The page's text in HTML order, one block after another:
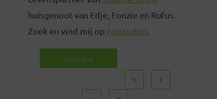
huisgenoot van Edje, Fonzie en Rufus.
Zoek en vind mij op Mastodon
TOON ALLE